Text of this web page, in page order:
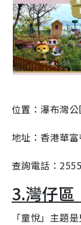
位置：瀑布灣公
地址：香港華
查詢電話：
3.灣仔區
「童悅」主題